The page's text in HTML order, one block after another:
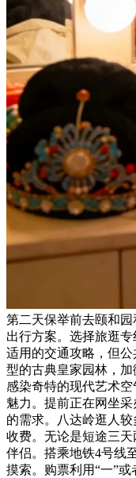
第二天保举前去颐和
出行方案。选择旅逛
适用的交通攻略，但
型的古典皇家园林，
感染奇特的现代艺术
魅力。提前正在网坐
的需求。八达岭逛人
收费。无论是短途三
伴侣。搭乘地铁4号线
摸索。购票利用“一”